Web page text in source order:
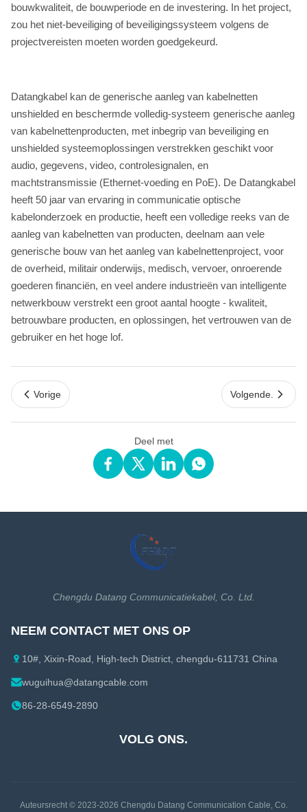
bouwkwaliteit, de bouwperiode en de investering. In het project,
zou het niet-beveiliging of beveiligingssysteem volgens de
projectvereisten moeten worden goedgekeurd.
Datangkabel kan de generische aanleg van kabelnetten
unshielded en beschermde volledig-systeem generische aanleg
van kabelnettenproducten, met inbegrip van beveiliging en
unshielded systeemoplossingen verstrekken geschikt voor
audio, gegevens, video, controlesignalen, en
machtstransmissie (Ethernet-voeding en PoE). De Datangkabel
heeft 50 jaar van ervaring in communicatie optische
kabelonderzoek en productie, heeft een volledige reeks van de
aanleg van kabelnetten van producten, deelnam aan vele
generische bouw van het aanleg van kabelnettenproject, voor
de overheid, militair onderwijs, medisch, vervoer, onroerende
goederen financiën, en veel andere industrieën van intelligente
netwerkbouw verstrekt een groot aantal hoogte - kwaliteit,
betrouwbare producten, en oplossingen, het vertrouwen van de
gebruiker en het hoge lof.
Vorige Volgende.
Deel met
Chengdu Datang Communicatiekabel, Co. Ltd.
NEEM CONTACT MET ONS OP
10#, Xixin-Road, High-tech District, chengdu-611731 China
wuguihua@datangcable.com
86-28-6549-2890
VOLG ONS.
Auteursrecht © 2023-2026 Chengdu Datang Communication Cable, Co.